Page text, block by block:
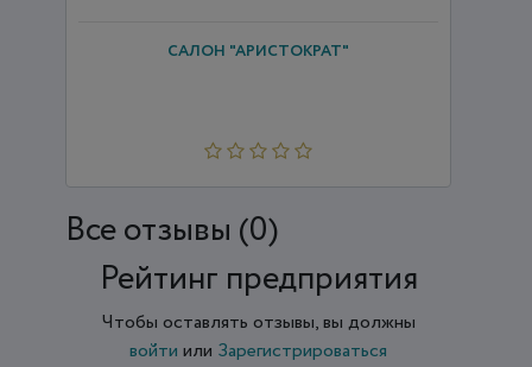
САЛОН "АРИСТОКРАТ"
Все отзывы (0)
Рейтинг предприятия
Чтобы оставлять отзывы, вы должны
войти или Зарегистрироваться